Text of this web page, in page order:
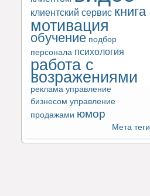
клиентский сервис книга
мотивация
обучение подбор
персонала психология
работа с
возражениями
реклама управление
бизнесом управление
продажами юмор
Мета теги